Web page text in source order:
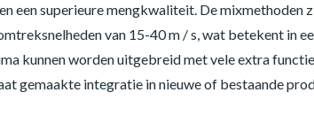
een superieure mengkwaliteit. De mixmethoden
van 15-40 m / s, wat betekent in
kunnen worden uitgebreid met vele extra
gemaakte integratie in nieuwe of bestaande